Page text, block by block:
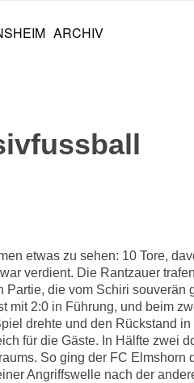
ARCHIV
etwas zu sehen: 10 Tore,
verdient. Die Rantzauer
die vom Schiri souverän
2:0 in Führung, und beim
drehte und den Rückstand
für die Gäste. In Hälfte zwei
So ging der FC Elmshorn
Angriffswelle nach der